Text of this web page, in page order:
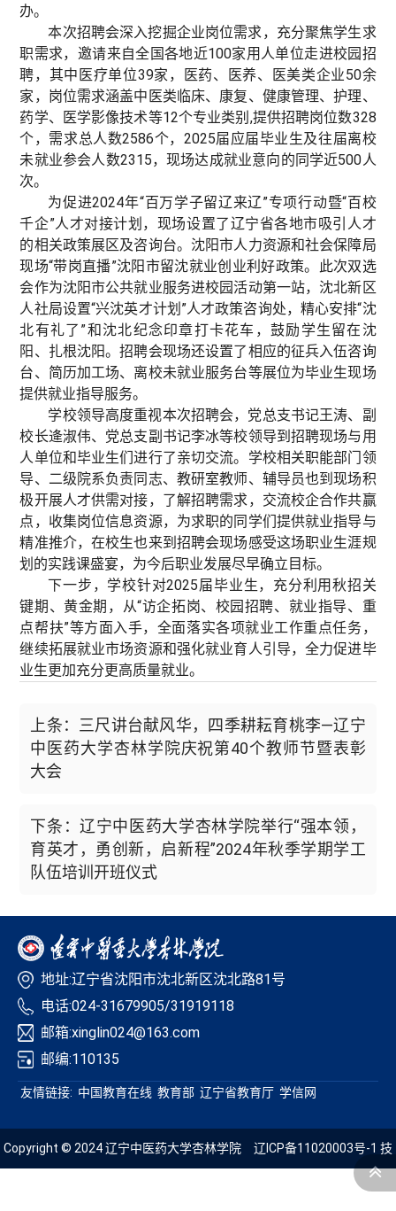
办。
本次招聘会深入挖掘企业岗位需求，充分聚焦学生求
职需求，邀请来自全国各地近100家用人单位走进校园招
聘，其中医疗单位39家，医药、医养、医美类企业50余
家，岗位需求涵盖中医类临床、康复、健康管理、护理、
药学、医学影像技术等12个专业类别,提供招聘岗位数328
个，需求总人数2586个，2025届应届毕业生及往届离校
未就业参会人数2315，现场达成就业意向的同学近500人
次。
为促进2024年“百万学子留辽来辽”专项行动暨“百校
千企”人才对接计划，现场设置了辽宁省各地市吸引人才
的相关政策展区及咨询台。沈阳市人力资源和社会保障局
现场“带岗直播”沈阳市留沈就业创业利好政策。此次双选
会作为沈阳市公共就业服务进校园活动第一站，沈北新区
人社局设置“兴沈英才计划”人才政策咨询处，精心安排“沈
北有礼了”和沈北纪念印章打卡花车，鼓励学生留在沈
阳、扎根沈阳。招聘会现场还设置了相应的征兵入伍咨询
台、简历加工场、离校未就业服务台等展位为毕业生现场
提供就业指导服务。
学校领导高度重视本次招聘会，党总支书记王涛、副
校长逄淑伟、党总支副书记李冰等校领导到招聘现场与用
人单位和毕业生们进行了亲切交流。学校相关职能部门领
导、二级院系负责同志、教研室教师、辅导员也到现场积
极开展人才供需对接，了解招聘需求，交流校企合作共赢
点，收集岗位信息资源，为求职的同学们提供就业指导与
精准推介，在校生也来到招聘会现场感受这场职业生涯规
划的实践课盛宴，为今后职业发展尽早确立目标。
下一步，学校针对2025届毕业生，充分利用秋招关
键期、黄金期，从“访企拓岗、校园招聘、就业指导、重
点帮扶”等方面入手，全面落实各项就业工作重点任务，
继续拓展就业市场资源和强化就业育人引导，全力促进毕
业生更加充分更高质量就业。
上条：三尺讲台献风华，四季耕耘育桃李—辽宁
中医药大学杏林学院庆祝第40个教师节暨表彰
大会
下条：辽宁中医药大学杏林学院举行“强本领，
育英才，勇创新，启新程”2024年秋季学期学工
队伍培训开班仪式
地址:辽宁省沈阳市沈北新区沈北路81号
电话:024-31679905/31919118
邮箱:xinglin024@163.com
邮编:110135
友情链接: 中国教育在线 教育部 辽宁省教育厅 学信网
Copyright © 2024 辽宁中医药大学杏林学院 辽ICP备11020003号-1 技